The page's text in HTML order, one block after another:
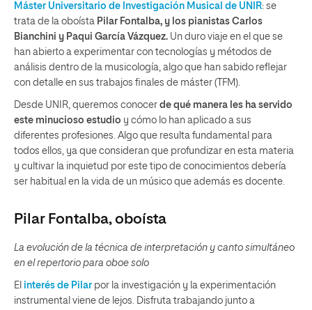
Máster Universitario de Investigación Musical de UNIR: se
trata de la oboísta Pilar Fontalba, y los pianistas Carlos
Bianchini y Paqui García Vázquez. Un duro viaje en el que se
han abierto a experimentar con tecnologías y métodos de
análisis dentro de la musicología, algo que han sabido reflejar
con detalle en sus trabajos finales de máster (TFM).
Desde UNIR, queremos conocer de qué manera les ha servido
este minucioso estudio y cómo lo han aplicado a sus
diferentes profesiones. Algo que resulta fundamental para
todos ellos, ya que consideran que profundizar en esta materia
y cultivar la inquietud por este tipo de conocimientos debería
ser habitual en la vida de un músico que además es docente.
Pilar Fontalba, oboísta
La evolución de la técnica de interpretación y canto simultáneo
en el repertorio para oboe solo
El interés de Pilar por la investigación y la experimentación
instrumental viene de lejos. Disfruta trabajando junto a